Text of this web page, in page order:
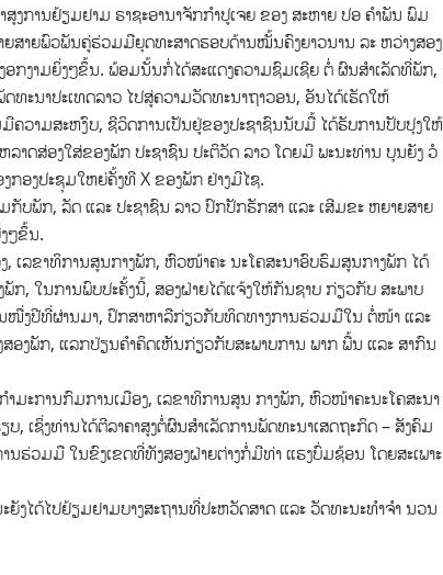
ງການຢ້ຽມຢາມ ຣາຊະອານາຈັກກຳປູເຈຍ ຂອງ ສະຫາຍ ປອ ຄຳພັນ ພົມ
ສາຍພົວພັນຄູ່ຮ່ວມມືຍຸດທະສາດຮອບດ້ານໝັ້ນຄົງຍາວນານ ລະ ຫວ່າງສອງ
ກງາມຍິ່ງໆຂຶ້ນ. ພ້ອມນັ້ນກໍ່ໄດ້ສະແດງຄວາມຊົມເຊີຍ ຕໍ່ ຜົນສຳເລັດທີ່ພັກ,
ທະນາປະເທດລາວ ໄປສູ່ຄວາມວັດທະນາຖາວອນ, ອັນໄດ້ເຮັດໃຫ້
ວາມສະຫງົບ, ຊີວິດການເປັນຢູ່ຂອງປະຊາຊົນນັບມື້ ໄດ້ຮັບການປັບປຸງໃຫ້
ດສ່ອງໃສ່ຂອງພັກ ປະຊາຊົນ ປະຕິວັດ ລາວ ໂດຍມີ ພະນະທ່ານ ບຸນຍັງ ວໍ
ກອງປະຊຸມໃຫຍ່ຄັ້ງທີ X ຂອງພັກ ຢ່າງມີໄຊ.
ບພັກ, ລັດ ແລະ ປະຊາຊົນ ລາວ ປົກປັກຮັກສາ ແລະ ເສີມຂະ ຫຍາຍສາຍ
ໆຂຶ້ນ.
ລຂາທິການສູນກາງພັກ, ຫົວໜ້າຄະ ນະໂຄສະນາອົບຮົມສູນກາງພັກ ໄດ້
, ໃນການພົບປະຄັ້ງນີ້, ສອງຝ່າຍໄດ້ແຈ້ງໃຫ້ກັນຊາບ ກ່ຽວກັບ ສະພາບ
ໜື່ງປີທີ່ຜ່ານມາ, ປຶກສາຫາລືກ່ຽວກັບທິດທາງການຮ່ວມມືໃນ ຕໍ່ໜ້າ ແລະ
ອງພັກ, ແລກປ່ຽນຄຳຄິດເຫັນກ່ຽວກັບສະພາບການ ພາກ ພື້ນ ແລະ ສາກົນ
ະການກົມການເມືອງ, ເລຂາທິການສູນ ກາງພັກ, ຫົວໜ້າຄະນະໂຄສະນາ
ເຊິ່ງທ່ານໄດ້ຕີລາຄາສູງຕໍ່ຜົນສຳເລັດການພັດທະນາເສດຖະກິດ – ສັງຄົມ
ຮ່ວມມື ໃນຂົງເຂດທີ່ທັງສອງຝ່າຍຕ່າງກໍ່ມີທ່າ ແຮງບົ່ມຊ້ອນ ໂດຍສະເພາະ
ງໄດ້ໄປຢ້ຽມຢາມບາງສະຖານທີ່ປະຫວັດສາດ ແລະ ວັດທະນະທໍາຈໍາ ນວນ